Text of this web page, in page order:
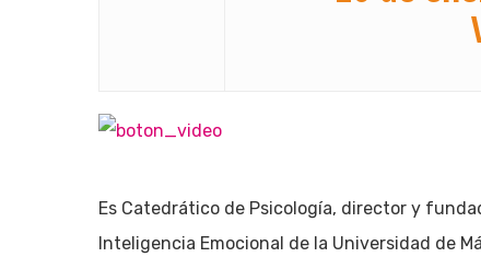
Es Catedrático de Psicología, director y
Inteligencia Emocional de la Universidad de